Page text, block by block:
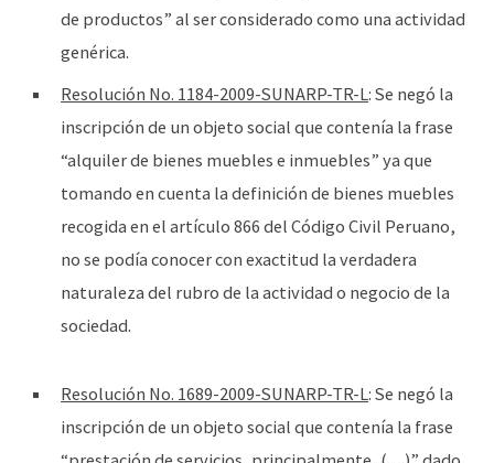
de productos” al ser considerado como una actividad
genérica.
Resolución No. 1184-2009-SUNARP-TR-L: Se negó la
inscripción de un objeto social que contenía la frase
“alquiler de bienes muebles e inmuebles” ya que
tomando en cuenta la definición de bienes muebles
recogida en el artículo 866 del Código Civil Peruano,
no se podía conocer con exactitud la verdadera
naturaleza del rubro de la actividad o negocio de la
sociedad.
Resolución No. 1689-2009-SUNARP-TR-L: Se negó la
inscripción de un objeto social que contenía la frase